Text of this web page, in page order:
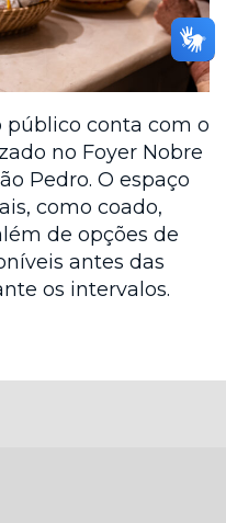
público conta com o
no Foyer Nobre
Pedro. O espaço
como coado,
de opções de
antes das
os intervalos.